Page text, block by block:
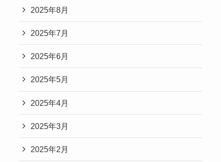
2025年8月
2025年7月
2025年6月
2025年5月
2025年4月
2025年3月
2025年2月